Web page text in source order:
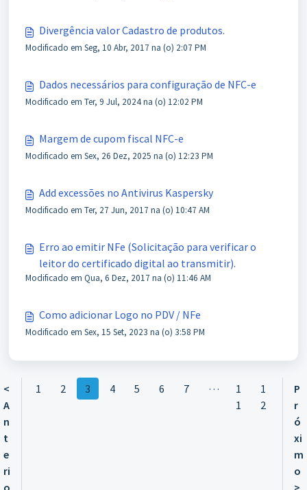
Divergência valor Cadastro de produtos.
Modificado em Seg, 10 Abr, 2017 na (o) 2:07 PM
Dados necessários para configuração de NFC-e
Modificado em Ter, 9 Jul, 2024 na (o) 12:02 PM
Margem de cupom fiscal NFC-e
Modificado em Sex, 26 Dez, 2025 na (o) 12:23 PM
Add excessões no Antivirus Kaspersky
Modificado em Ter, 27 Jun, 2017 na (o) 10:47 AM
Erro ao emitir NFe (Solicitação para verificar o
leitor do certificado digital ao transmitir).
Modificado em Qua, 6 Dez, 2017 na (o) 11:46 AM
Como adicionar Logo no PDV / NFe
Modificado em Sex, 15 Set, 2023 na (o) 3:58 PM
<
A
n
t
e
ri
o
1 2 3 4 5 6 7 …
1
1
1
2
P
r
ó
xi
m
o
>